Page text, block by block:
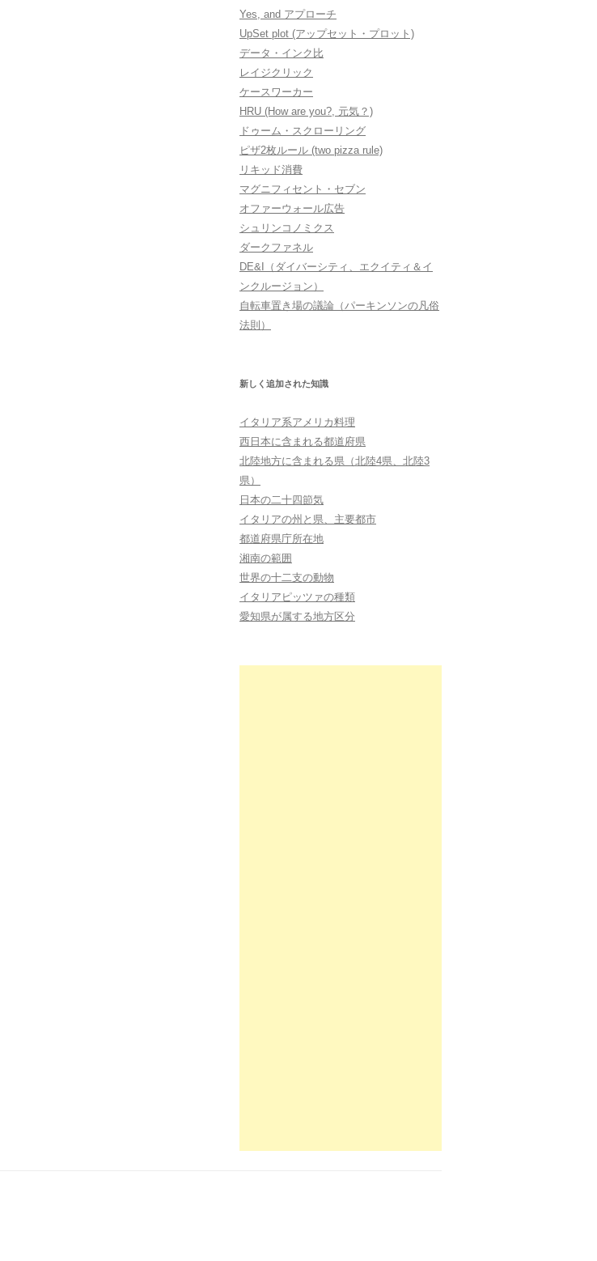
Yes, and アプローチ
UpSet plot (アップセット・プロット)
データ・インク比
レイジクリック
ケースワーカー
HRU (How are you?, 元気？)
ドゥーム・スクローリング
ピザ2枚ルール (two pizza rule)
リキッド消費
マグニフィセント・セブン
オファーウォール広告
シュリンコノミクス
ダークファネル
DE&I（ダイバーシティ、エクイティ＆イ
ンクルージョン）
自転車置き場の議論（パーキンソンの凡俗
法則）
新しく追加された知識
イタリア系アメリカ料理
西日本に含まれる都道府県
北陸地方に含まれる県（北陸4県、北陸3
県）
日本の二十四節気
イタリアの州と県、主要都市
都道府県庁所在地
湘南の範囲
世界の十二支の動物
イタリアピッツァの種類
愛知県が属する地方区分